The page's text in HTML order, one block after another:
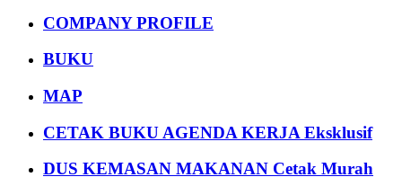
COMPANY PROFILE
BUKU
MAP
CETAK BUKU AGENDA KERJA Eksklusif
DUS KEMASAN MAKANAN Cetak Murah